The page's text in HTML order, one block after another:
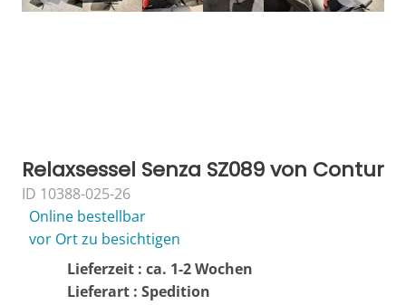
Relaxsessel Senza SZ089 von Contur
ID 10388-025-26
Online bestellbar
vor Ort zu besichtigen
Lieferzeit : ca. 1-2 Wochen
Lieferart : Spedition